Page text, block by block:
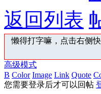
返回列表
懒得打字嘛，点击右侧
高级模式
B Color Image Link Quote
您需要登录后才可以回帖